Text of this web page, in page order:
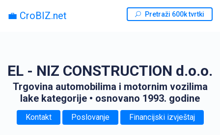
💼 CroBIZ.net Pretraži 600k tvrtki
EL - NIZ CONSTRUCTION d.o.o.
Trgovina automobilima i motornim vozilima
lake kategorije • osnovano 1993. godine
Kontakt Poslovanje Financijski izvještaj